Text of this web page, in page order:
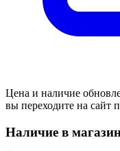
Цена и наличие
вы переходите на сайт
Наличие в